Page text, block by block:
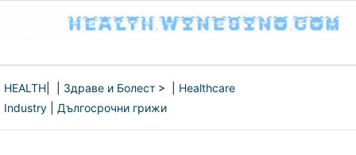
HEALTH Здраве и Болест > | Healthcare
Industry
Дългосрочни грижи